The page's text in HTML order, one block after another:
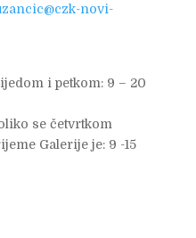
novi-
i petkom: 9 – 20
se četvrtkom
Galerije je: 9 -15